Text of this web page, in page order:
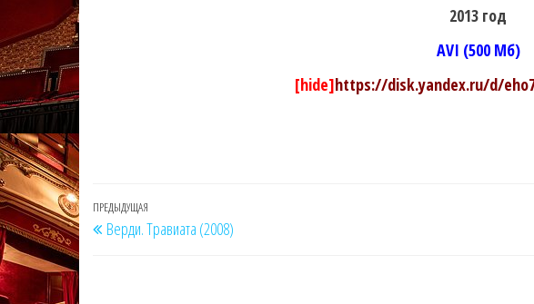
2013 год
AVI (500 Мб)
[hide]https://disk.yandex.ru/d/
Навигация
по
Предыдущая
запись
ПРЕДЫДУЩАЯ
Верди. Травиата (2008)